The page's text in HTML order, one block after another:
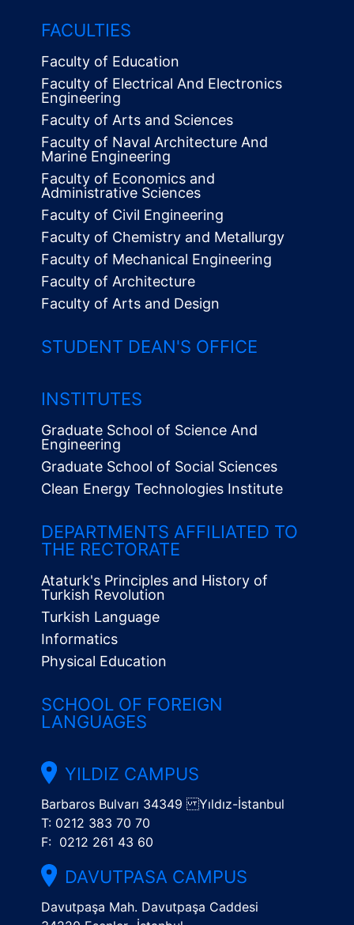
Menü
FACULTIES
Faculty of Education
Faculty of Electrical And Electronics
Engineering
Faculty of Arts and Sciences
Faculty of Naval Architecture And
Marine Engineering
Faculty of Economics and
Administrative Sciences
Faculty of Civil Engineering
Faculty of Chemistry and Metallurgy
Faculty of Mechanical Engineering
Faculty of Architecture
Faculty of Arts and Design
STUDENT DEAN'S OFFICE
INSTITUTES
Graduate School of Science And
Engineering
Graduate School of Social Sciences
Clean Energy Technologies Institute
DEPARTMENTS AFFILIATED TO
THE RECTORATE
Ataturk's Principles and History of
Turkish Revolution
Turkish Language
Informatics
Physical Education
SCHOOL OF FOREIGN
LANGUAGES
YILDIZ CAMPUS
Barbaros Bulvarı 34349 Yıldız-İstanbul
T: 0212 383 70 70
F: 0212 261 43 60
DAVUTPASA CAMPUS
Davutpaşa Mah. Davutpaşa Caddesi